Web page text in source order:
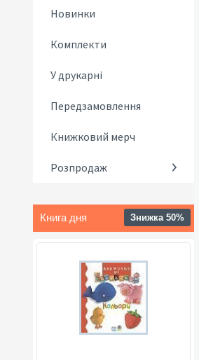
Новинки
Комплекти
У друкарні
Передзамовлення
Книжковий мерч
Розпродаж
Книга дня Знижка 50%